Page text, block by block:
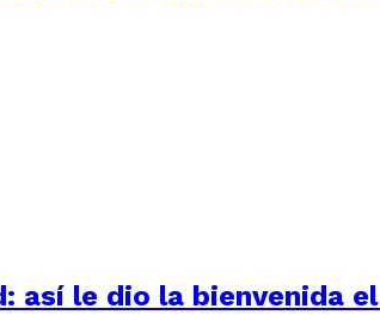
así le dio la bienvenida